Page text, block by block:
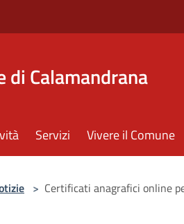
di Calamandrana
Servizi Vivere il Comune
> Certificati anagrafici online